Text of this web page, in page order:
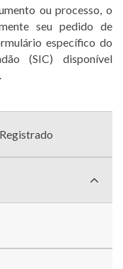
ou processo, o
seu pedido de
específico do
(SIC) disponível